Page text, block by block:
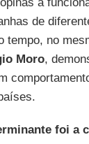
de
tempo, no
Moro,
foi a